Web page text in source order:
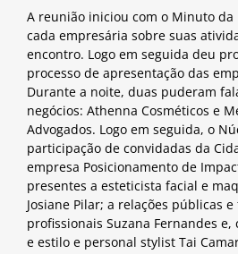
A reunião iniciou com o Minuto
cada empresária sobre suas
encontro. Logo em seguida deu
processo de apresentação das
Durante a noite, duas puderam
negócios: Athenna Cosméticos e
Advogados. Logo em seguida, o
participação de convidadas da
empresa Posicionamento de
presentes a esteticista facial e
Josiane Pilar; a relações públicas
profissionais Suzana Fernandes
e estilo e personal stylist Tai